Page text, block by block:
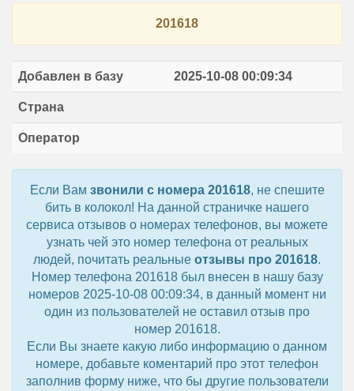
201618
Добавлен в базу 2025-10-08 00:09:34
Страна
Оператор
Если Вам звонили с номера 201618, не спешите
бить в колокол! На данной страничке нашего
сервиса отзывов о номерах телефонов, вы можете
узнать чей это номер телефона от реальных
людей, почитать реальные отзывы про 201618.
Номер телефона 201618 был внесен в нашу базу
номеров 2025-10-08 00:09:34, в данный момент ни
один из пользователей не оставил отзыв про
номер 201618.
Если Вы знаете какую либо информацию о данном
номере, добавьте коментарий про этот телефон
заполнив форму ниже, что бы другие пользователи